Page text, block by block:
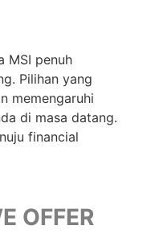
MSI penuh
Pilihan yang
memengaruhi
di masa datang.
financial
OFFER